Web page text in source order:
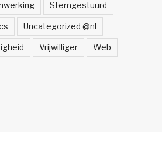
Stemgestuurd
Uncategorized @nl
Vrijwilliger Web